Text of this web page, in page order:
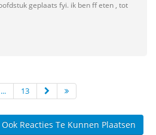
geplaats fyi. ik ben ff eten , tot
... 13
Reacties Te Kunnen Plaatsen